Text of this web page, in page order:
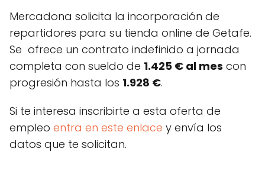
Mercadona solicita la incorporación de
repartidores para su tienda online de Getafe.
Se ofrece un contrato indefinido a jornada
completa con sueldo de 1.425 € al mes con
progresión hasta los 1.928 €.
Si te interesa inscribirte a esta oferta de
empleo entra en este enlace y envía los
datos que te solicitan.